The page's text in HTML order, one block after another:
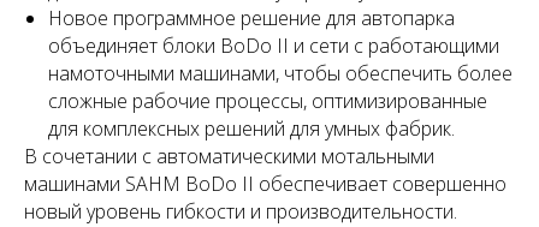
Новое программное решение для автопарка
объединяет блоки BoDo II и сети с работающими
намоточными машинами, чтобы обеспечить более
сложные рабочие процессы, оптимизированные
для комплексных решений для умных фабрик.
В сочетании с автоматическими мотальными
машинами SAHM BoDo II обеспечивает совершенно
новый уровень гибкости и производительности.